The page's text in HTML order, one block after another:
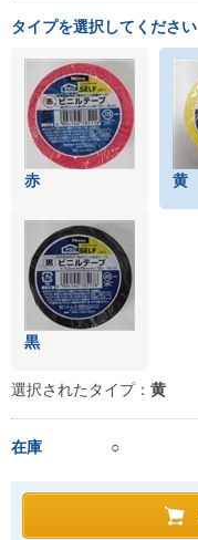
タイプを選択してください
赤 黄
黒
選択されたタイプ： 黄
在庫 ○